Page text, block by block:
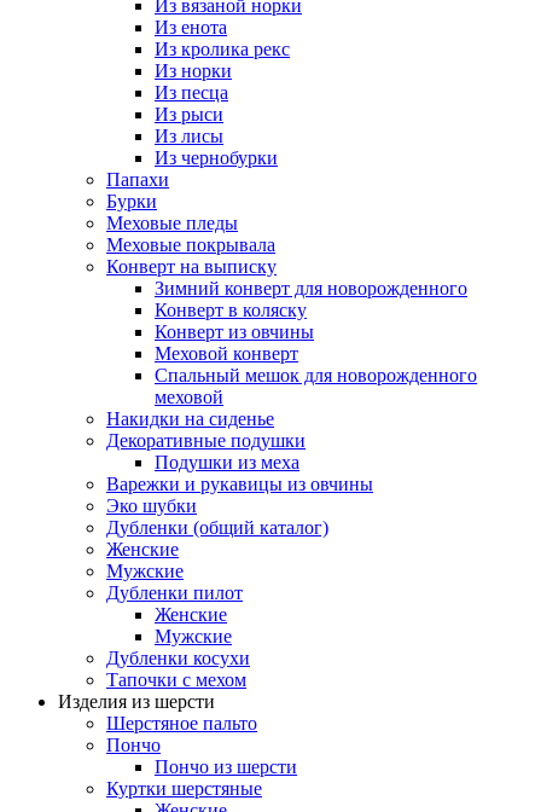
Из вязаной норки
Из енота
Из кролика рекс
Из норки
Из песца
Из рыси
Из лисы
Из чернобурки
Папахи
Бурки
Меховые пледы
Меховые покрывала
Конверт на выписку
Зимний конверт для новорожденного
Конверт в коляску
Конверт из овчины
Меховой конверт
Спальный мешок для новорожденного
меховой
Накидки на сиденье
Декоративные подушки
Подушки из меха
Варежки и рукавицы из овчины
Эко шубки
Дубленки (общий каталог)
Женские
Мужские
Дубленки пилот
Женские
Мужские
Дубленки косухи
Тапочки с мехом
Изделия из шерсти
Шерстяное пальто
Пончо
Пончо из шерсти
Куртки шерстяные